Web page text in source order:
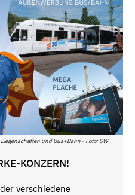
und Bus+Bahn - Foto: SW
KONZERN!
verschiedene